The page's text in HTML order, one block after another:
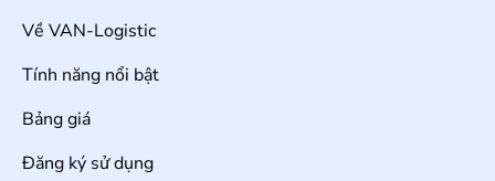
Về VAN-Logistic
Tính năng nổi bật
Bảng giá
Đăng ký sử dụng